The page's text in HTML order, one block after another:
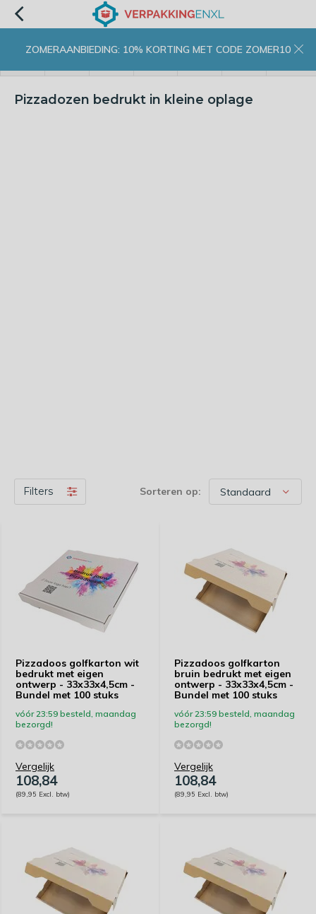
ZOMERAANBIEDING: 10% KORTING MET CODE ZOMER10
Pizzadozen bedrukt in kleine oplage
Filters Sorteren op:
Pizzadoos golfkarton wit
bedrukt met eigen
ontwerp - 33x33x4,5cm -
Bundel met 100 stuks
vóór 23:59 besteld, maandag
bezorgd!
Vergelijk
108,84
(89,95 Excl. btw)
Pizzadoos golfkarton
bruin bedrukt met eigen
ontwerp - 33x33x4,5cm -
Bundel met 100 stuks
vóór 23:59 besteld, maandag
bezorgd!
Vergelijk
108,84
(89,95 Excl. btw)